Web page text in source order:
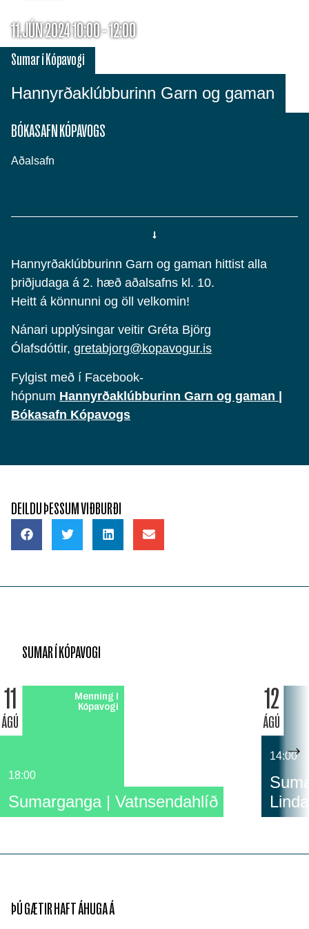
11.JÚN 2024 10:00 - 12:00
Hannyrðaklúbburinn Garn og gaman
Sumar í Kópavogi
BÓKASAFN KÓPAVOGS
Aðalsafn
Hannyrðaklúbburinn Garn og gaman hittist alla
þriðjudaga á 2. hæð aðalsafns kl. 10.
Heitt á könnunni og öll velkomin!
Nánari upplýsingar veitir Gréta Björg
Ólafsdóttir, gretabjorg@kopavogur.is
Fylgist með í Facebook-
hópnum Hannyrðaklúbburinn Garn og gaman |
Bókasafn Kópavogs
DEILDU ÞESSUM VIÐBURÐI
SUMAR Í KÓPAVOGI
11
ÁGÚ
Menning í
Kópavogi
18:00
Sumarganga | Vatnsendahlíð
12
ÁGÚ
14:00
ÞÚ GÆTIR HAFT ÁHUGA Á